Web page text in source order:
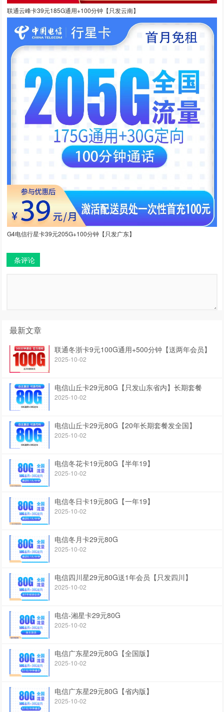
联通云峰卡39元185G通用+100分钟【只发云南】
G4电信行星卡39元205G+100分钟【只发广东】
条评论
最新文章
联通冬浙卡9元100G通用+500分钟【送两年会员】
2025-10-02
电信山丘卡29元80G【只发山东省内】长期套餐
2025-10-02
电信山丘卡29元80G【20年长期套餐发全国】
2025-10-02
电信冬花卡19元80G【半年19】
2025-10-02
电信冬日卡19元80G【一年19】
2025-10-02
电信冬月卡29元80G
2025-10-02
电信四川星29元80G送1年会员【只发四川】
2025-10-02
电信-湘星卡29元80G
2025-10-02
电信广东星29元80G【全国版】
2025-10-02
电信广东星29元80G【省内版】
2025-10-02